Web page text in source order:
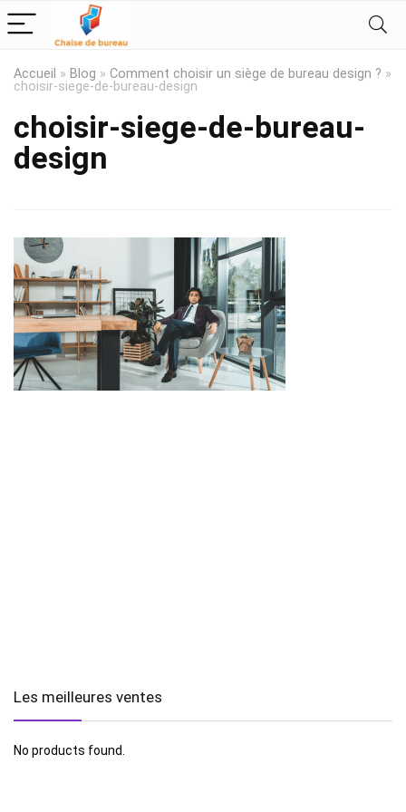
Accueil » Blog » Comment choisir un siège de bureau design ? »
choisir-siege-de-bureau-design
choisir-siege-de-bureau-
design
Les meilleures ventes
No products found.